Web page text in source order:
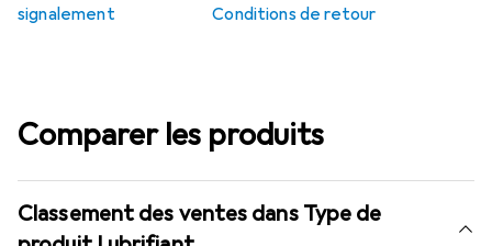
Conditions de retour
signalement
Comparer les produits
Classement des ventes dans Type de